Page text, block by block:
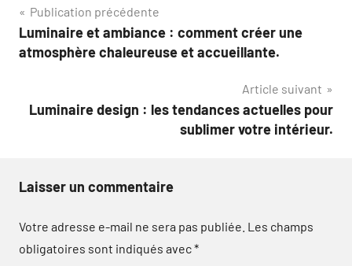
Navigation
de
Publication précédente
Luminaire et ambiance : comment créer une
atmosphère chaleureuse et accueillante.
Article suivant
Luminaire design : les tendances actuelles pour
sublimer votre intérieur.
Laisser un commentaire
Votre adresse e-mail ne sera pas publiée. Les champs
obligatoires sont indiqués avec*